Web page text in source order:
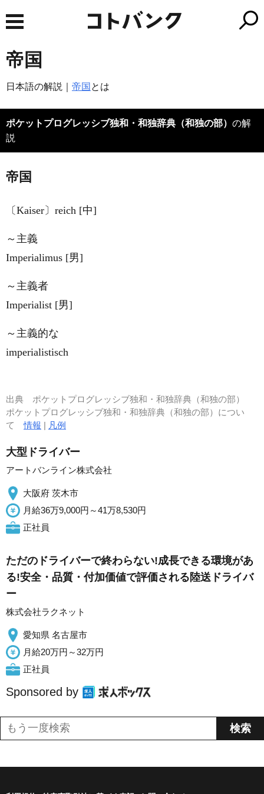
帝国
日本語の解説｜ 帝国 とは
ポケットプログレッシブ独和・和独辞典（和独の部） の解
説
帝国
〔Kaiser〕reich [中]
～主義
Imperialimus [男]
～主義者
Imperialist [男]
～主義的な
imperialistisch
出典 ポケットプログレッシブ独和・和独辞典（和独の部）
ポケットプログレッシブ独和・和独辞典（和独の部）につい
て情報 | 凡例
大型ドライバー
アートバンライン株式会社
大阪府 茨木市
月給36万9,000円～41万8,530円
正社員
ただのドライバーで終わらない!成長できる環境があ
る!安全・品質・付加価値で評価される陸送ドライバ
ー
株式会社ラクネット
愛知県 名古屋市
月給20万円～32万円
正社員
Sponsored by